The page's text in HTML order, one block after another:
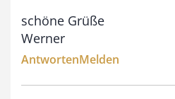
schöne Grüße
Werner
AntwortenMelden